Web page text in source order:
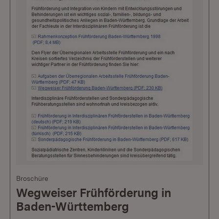
Broschüre
Wegweiser Frühförderung in
Baden-Württemberg